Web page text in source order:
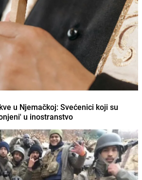
u Njemačkoj: Svećenici koji su
u inostranstvo